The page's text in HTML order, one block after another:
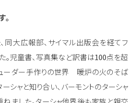
同大広報部、サイマル出版会を経てフ
児童書、写真集など訳書は100点を超
ューダー手作りの世界 暖炉の火のそば
シャと知り合い、バーモントのターシャ